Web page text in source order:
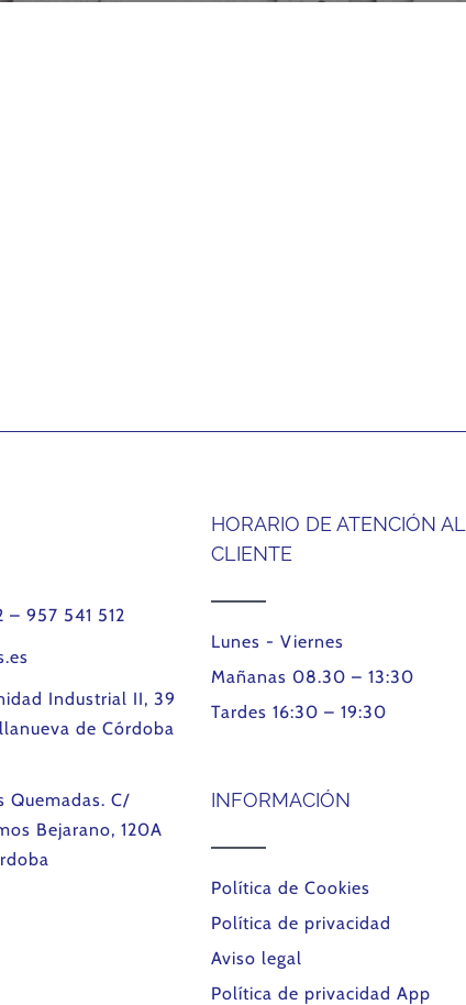
– 957 541 512
Industrial II, 39
de Córdoba
Quemadas. C/
Bejarano, 120A
HORARIO DE ATENCIÓN AL
CLIENTE
Lunes - Viernes
Mañanas 08.30 – 13:30
Tardes 16:30 – 19:30
INFORMACIÓN
Política de Cookies
Política de privacidad
Aviso legal
Política de privacidad App